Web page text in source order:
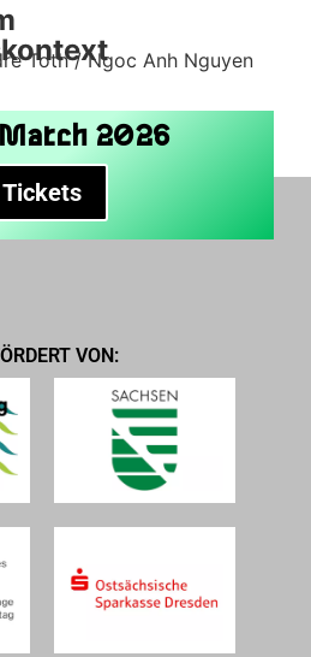
Toth /Ngoc Anh Nguyen
2026
Tickets
VON: